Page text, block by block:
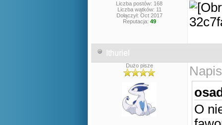
Liczba postów: 168
Liczba wątków: 11
Dołączył: Oct 2017
Reputacja: 49
Ithuriel
Dużo pisze
O